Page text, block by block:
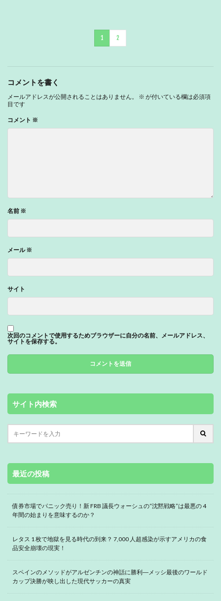
1 2
コメントを書く
メールアドレスが公開されることはありません。 ※ が付いている欄は必須項
目です
コメント ※
名前 ※
メール※
サイト
次回のコメントで使用するためブラウザーに自分の名前、メールアドレス、
サイトを保存する。
サイト内検索
最近の投稿
債券市場でパニック売り！新 FRB 議長ウォーシュの“沈黙戦略”は最悪の 4
年間の始まりを意味するのか？
レタス 1 枚で地獄を見る時代の到来？ 7,000 人超感染が示すアメリカの食
品安全崩壊の現実！
スペインのメソッドがアルゼンチンの神話に勝利―メッシ最後のワールド
カップ決勝が映し出した現代サッカーの真実